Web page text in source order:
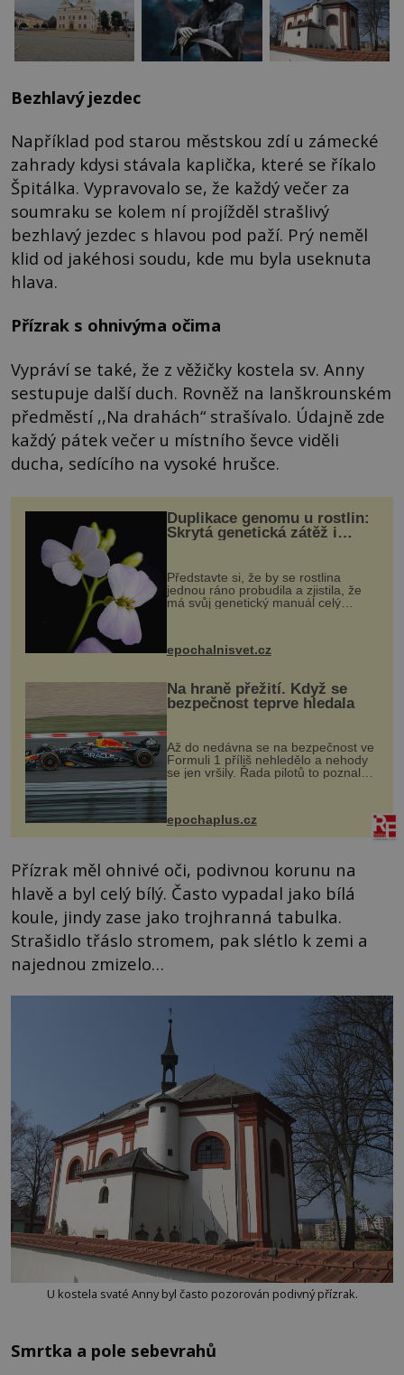
Bezhlavý jezdec
Například pod starou městskou zdí u zámecké
zahrady kdysi stávala kaplička, které se říkalo
Špitálka. Vypravovalo se, že každý večer za
soumraku se kolem ní projížděl strašlivý
bezhlavý jezdec s hlavou pod paží. Prý neměl
klid od jakéhosi soudu, kde mu byla useknuta
hlava.
Přízrak s ohnivýma očima
Vypráví se také, že z věžičky kostela sv. Anny
sestupuje další duch. Rovněž na lanškrounském
předměstí ,,Na drahách“ strašívalo. Údajně zde
každý pátek večer u místního ševce viděli
ducha, sedícího na vysoké hrušce.
Duplikace genomu u rostlin:
Skrytá genetická zátěž i
Představte si, že by se rostlina
jednou ráno probudila a zjistila, že
má svůj genetický manuál celý
vstupenka...
epochalnisvet.cz
Na hraně přežití. Když se
bezpečnost teprve hledala
Až do nedávna se na bezpečnost ve
Formuli 1 příliš nehledělo a nehody
se jen vršily. Řada pilotů to poznala
na vlastní kůži, často s trvalými
následky nebo bohužel i ztrátou
života. Dnes nepochopiteln...
epochaplus.cz
Přízrak měl ohnivé oči, podivnou korunu na
hlavě a byl celý bílý. Často vypadal jako bílá
koule, jindy zase jako trojhranná tabulka.
Strašidlo třáslo stromem, pak slétlo k zemi a
najednou zmizelo…
U kostela svaté Anny byl často pozorován podivný přízrak.
Smrtka a pole sebevrahů